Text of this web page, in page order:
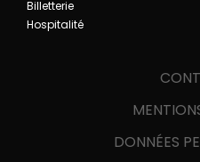
Billetterie
Hospitalité
DONNÉES